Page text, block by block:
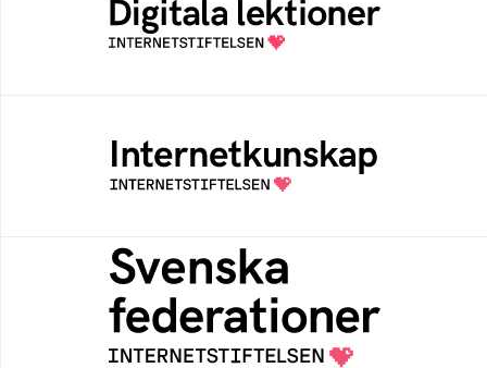
Öppen digital lärresurs med färdiga lektioner
för alla stadier i grundskolan
Samlad kunskap som hjälper dig att bli en
säker och medveten internetanvändare
Svenska federationer
Grunden för medlemskap i en sektors- eller
kontextspecifik federation